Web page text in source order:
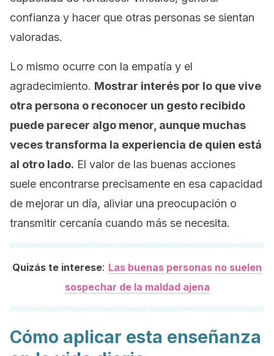
confianza y hacer que otras personas se sientan
valoradas.
Lo mismo ocurre con la empatía y el
agradecimiento. Mostrar interés por lo que vive
otra persona o reconocer un gesto recibido
puede parecer algo menor, aunque muchas
veces transforma la experiencia de quien está
al otro lado. El valor de las buenas acciones
suele encontrarse precisamente en esa capacidad
de mejorar un día, aliviar una preocupación o
transmitir cercanía cuando más se necesita.
Quizás te interese: Las buenas personas no suelen
sospechar de la maldad ajena
Cómo aplicar esta enseñanza